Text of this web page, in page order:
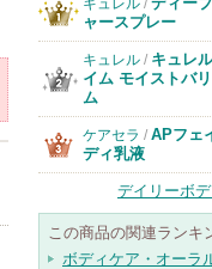
キュレル /
ャースプレー
キュレル / キュレ
イム モイストバ
ム
ケアセラ / APフェ
ディ乳液
デイリーボ
この商品の関連ランキ
ボディケア・オーラ